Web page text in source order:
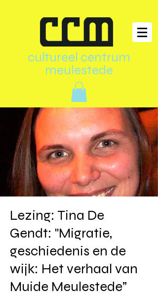
cultureel centrum
meulestede
Lezing: Tina De
Gendt: "Migratie,
geschiedenis en de
wijk: Het verhaal van
Muide Meulestede”